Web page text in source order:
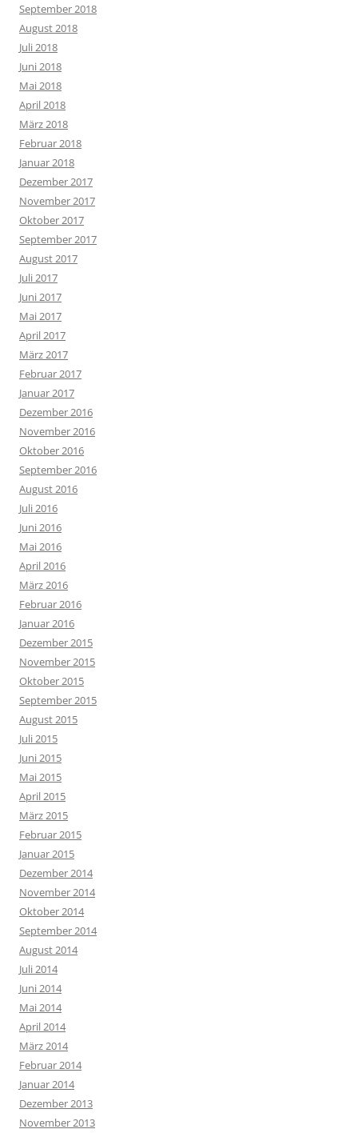
September 2018
August 2018
Juli 2018
Juni 2018
Mai 2018
April 2018
März 2018
Februar 2018
Januar 2018
Dezember 2017
November 2017
Oktober 2017
September 2017
August 2017
Juli 2017
Juni 2017
Mai 2017
April 2017
März 2017
Februar 2017
Januar 2017
Dezember 2016
November 2016
Oktober 2016
September 2016
August 2016
Juli 2016
Juni 2016
Mai 2016
April 2016
März 2016
Februar 2016
Januar 2016
Dezember 2015
November 2015
Oktober 2015
September 2015
August 2015
Juli 2015
Juni 2015
Mai 2015
April 2015
März 2015
Februar 2015
Januar 2015
Dezember 2014
November 2014
Oktober 2014
September 2014
August 2014
Juli 2014
Juni 2014
Mai 2014
April 2014
März 2014
Februar 2014
Januar 2014
Dezember 2013
November 2013